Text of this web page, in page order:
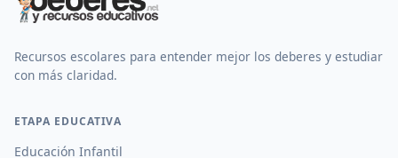
Recursos escolares para entender mejor los deberes y estudiar
con más claridad.
ETAPA EDUCATIVA
Educación Infantil